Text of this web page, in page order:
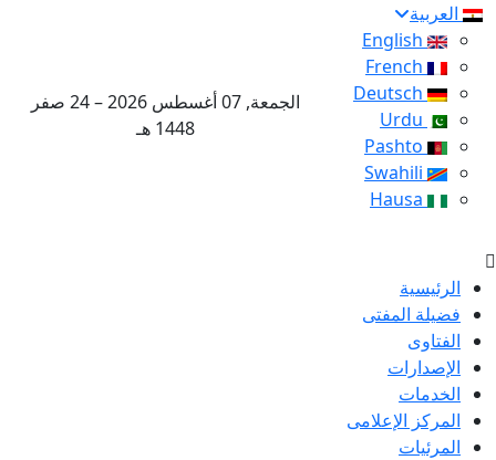
العربية
الجمعة, 07 أغسطس 2026 – 24 صفر
1448 هـ
الرئيسية
فضيلة المفتى
الفتاوى
الإصدارات
الخدمات
المركز الإعلامى
المرئيات